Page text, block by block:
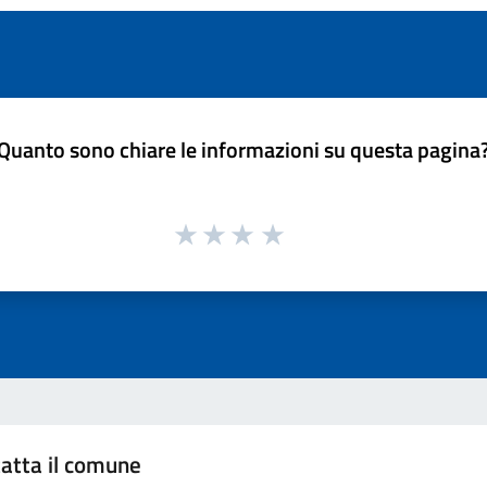
sono chiare le informazioni su questa
il comune